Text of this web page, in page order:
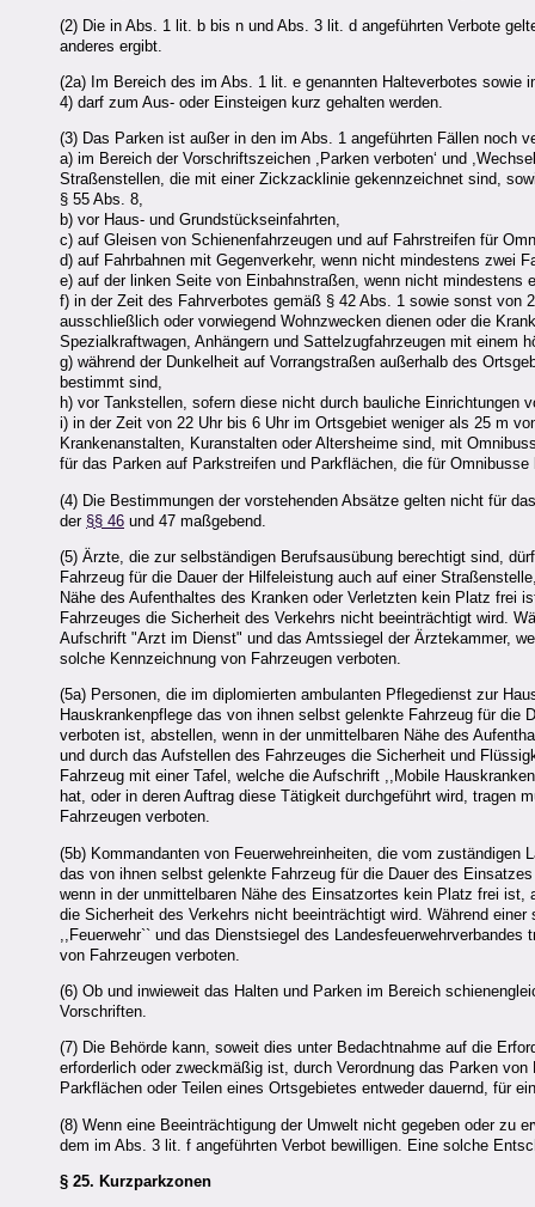
(2) Die in Abs. 1 lit. b bis n und Abs. 3 lit. d angeführten Verbote
anderes ergibt.
(2a) Im Bereich des im Abs. 1 lit. e genannten Halteverbotes sowie
4) darf zum Aus- oder Einsteigen kurz gehalten werden.
(3) Das Parken ist außer in den im Abs. 1 angeführten Fällen noch
a) im Bereich der Vorschriftszeichen ,Parken verboten‘ und
Straßenstellen, die mit einer Zickzacklinie gekennzeichnet sind,
§ 55 Abs. 8,
b) vor Haus- und Grundstückseinfahrten,
c) auf Gleisen von Schienenfahrzeugen und auf Fahrstreifen für
d) auf Fahrbahnen mit Gegenverkehr, wenn nicht mindestens zwei
e) auf der linken Seite von Einbahnstraßen, wenn nicht
f) in der Zeit des Fahrverbotes gemäß § 42 Abs. 1 sowie sonst von
ausschließlich oder vorwiegend Wohnzwecken dienen oder die
Spezialkraftwagen, Anhängern und Sattelzugfahrzeugen mit
g) während der Dunkelheit auf Vorrangstraßen außerhalb des
bestimmt sind,
h) vor Tankstellen, sofern diese nicht durch bauliche Einrichtungen
i) in der Zeit von 22 Uhr bis 6 Uhr im Ortsgebiet weniger als 25 m
Krankenanstalten, Kuranstalten oder Altersheime sind, mit
für das Parken auf Parkstreifen und Parkflächen, die für
(4) Die Bestimmungen der vorstehenden Absätze gelten nicht für
der §§ 46 und 47 maßgebend.
(5) Ärzte, die zur selbständigen Berufsausübung berechtigt sind,
Fahrzeug für die Dauer der Hilfeleistung auch auf einer
Nähe des Aufenthaltes des Kranken oder Verletzten kein Platz frei
Fahrzeuges die Sicherheit des Verkehrs nicht beeinträchtigt wird.
Aufschrift "Arzt im Dienst" und das Amtssiegel der Ärztekammer,
solche Kennzeichnung von Fahrzeugen verboten.
(5a) Personen, die im diplomierten ambulanten Pflegedienst zur
Hauskrankenpflege das von ihnen selbst gelenkte Fahrzeug für
verboten ist, abstellen, wenn in der unmittelbaren Nähe des
und durch das Aufstellen des Fahrzeuges die Sicherheit und
Fahrzeug mit einer Tafel, welche die Aufschrift ,,Mobile
hat, oder in deren Auftrag diese Tätigkeit durchgeführt wird, tragen
Fahrzeugen verboten.
(5b) Kommandanten von Feuerwehreinheiten, die vom
das von ihnen selbst gelenkte Fahrzeug für die Dauer des
wenn in der unmittelbaren Nähe des Einsatzortes kein Platz frei
die Sicherheit des Verkehrs nicht beeinträchtigt wird. Während
,,Feuerwehr`` und das Dienstsiegel des
von Fahrzeugen verboten.
(6) Ob und inwieweit das Halten und Parken im Bereich
Vorschriften.
(7) Die Behörde kann, soweit dies unter Bedachtnahme auf die
erforderlich oder zweckmäßig ist, durch Verordnung das Parken
Parkflächen oder Teilen eines Ortsgebietes entweder dauernd, für
(8) Wenn eine Beeinträchtigung der Umwelt nicht gegeben oder zu
dem im Abs. 3 lit. f angeführten Verbot bewilligen. Eine solche
§ 25. Kurzparkzonen